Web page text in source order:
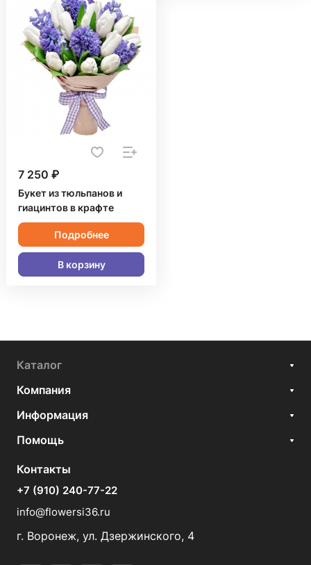
7 250 ₽
Букет из тюльпанов и
гиацинтов в крафте
Подробнее
В корзину
Каталог
Компания
Информация
Помощь
Контакты
+7 (910) 240-77-22
info@flowersi36.ru
г. Воронеж, ул. Дзержинского, 4